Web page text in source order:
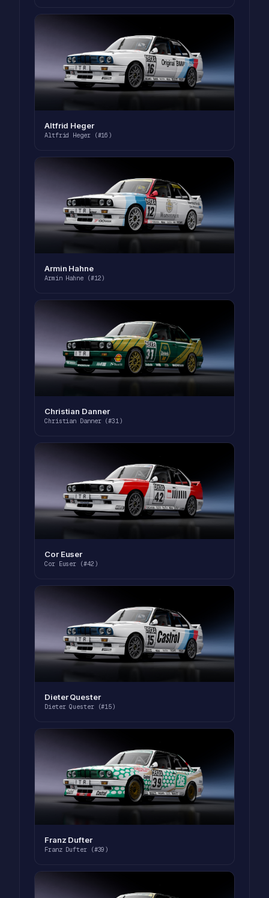
Altfrid Heger
Altfrid Heger (#16)
Armin Hahne
Armin Hahne (#12)
Christian Danner
Christian Danner (#31)
Cor Euser
Cor Euser (#42)
Dieter Quester
Dieter Quester (#15)
Franz Dufter
Franz Dufter (#39)